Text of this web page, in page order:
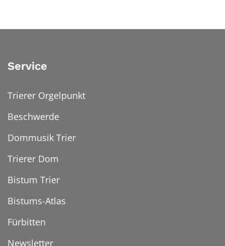
Service
Trierer Orgelpunkt
Beschwerde
Dommusik Trier
Trierer Dom
Bistum Trier
Bistums-Atlas
Fürbitten
Newsletter